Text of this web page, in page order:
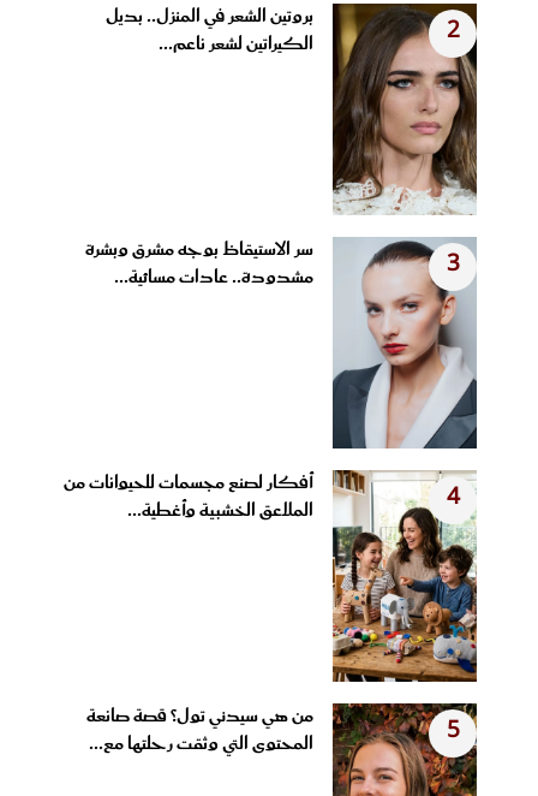
2
بروتين الشعر في المنزل.. بديل
الكيراتين لشعر ناعم...
3
سر الاستيقاظ بوجه مشرق وبشرة
مشدودة.. عادات مسائية...
4
أفكار لصنع مجسمات للحيوانات من
الملاعق الخشبية وأغطية...
5
من هي سيدني تول؟ قصة صانعة
المحتوى التي وثقت رحلتها مع...